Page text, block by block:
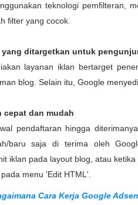
teknologi pemfilteran,
filter yang cocok.
ditargetkan untuk
layanan iklan bertarget
blog. Selain itu, Google
cepat dan mudah
pendaftaran hingga
baru saja di terima oleh
iklan pada layout blog, atau
menu 'Edit HTML'.
Cara Kerja Google